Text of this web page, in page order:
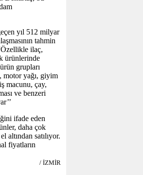
yıl 512 milyar
tahmin
ilaç,
ürünlerinde
grupları
motor yağı, giyim
macunu, çay,
ve benzeri
ifade eden
daha çok
altından satılıyor.
fiyatların
/ İZMİR